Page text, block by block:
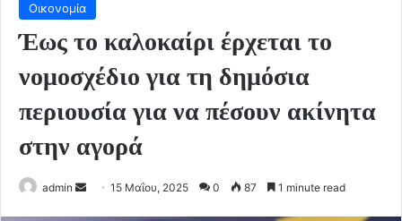
Οικονομία
Έως το καλοκαίρι έρχεται το
νομοσχέδιο για τη δημόσια
περιουσία για να πέσουν ακίνητα
στην αγορά
admin
Send15 Μαΐου, 2025 0 87 1 minute read